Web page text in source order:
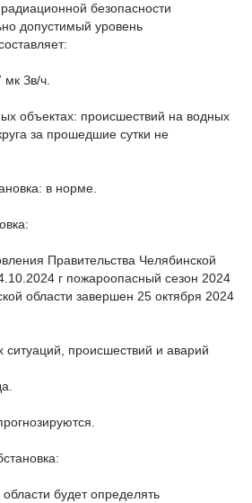
безопасности
допустимый уровень
мк Зв/ч.
объектах: происшествий на водных
за прошедшие сутки не
в норме.
Правительства Челябинской
г пожароопасный сезон 2024
области завершен 25 октября 2024
ситуаций, происшествий и аварий
будет определять